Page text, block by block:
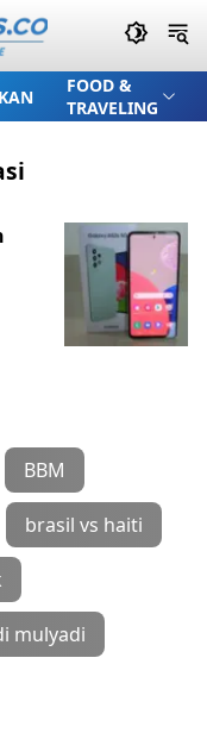
FOOD &
TRAVELING
BBM
brasil vs haiti
mulyadi